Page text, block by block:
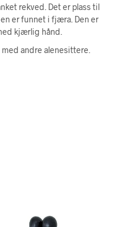
rekved. Det er plass til
er funnet i fjæra. Den er
kjærlig hånd.
andre alenesittere.